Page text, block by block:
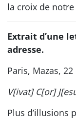
la croix de
Extrait d’une
adresse.
Paris, Mazas,
V[ivat] C[or]
Plus d’illusions